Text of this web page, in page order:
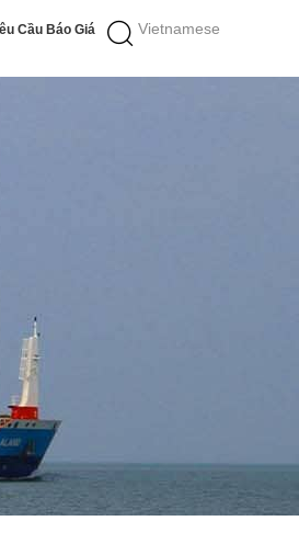
Vietnamese
Cầu Báo Giá